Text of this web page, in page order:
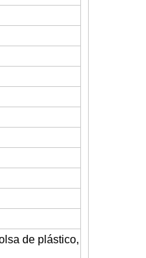
de plástico,